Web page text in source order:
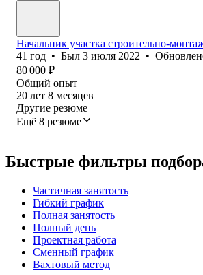
Начальник участка строительно-
41 год • Был 3 июля 2022 •
80 000 ₽
Общий опыт
20 лет 8 месяцев
Другие резюме
Ещё 8 резюме
Быстрые фильтры
Частичная занятость
Гибкий график
Полная занятость
Полный день
Проектная работа
Сменный график
Вахтовый метод